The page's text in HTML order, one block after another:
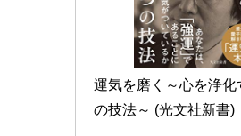
運気を磨く～心を浄化
の技法～ (光文社新書)